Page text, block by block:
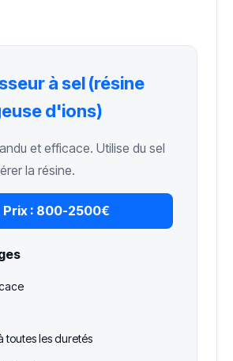
à sel (résine
d'ions)
et efficace. Utilise du sel
la résine.
Prix : 800-2500€
toutes les duretés